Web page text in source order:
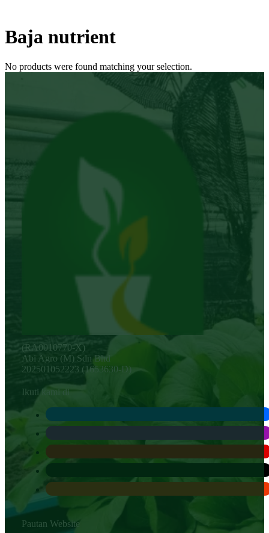
Baja nutrient
No products were found matching your selection.
(RA0010770-X)
Abi Agro (M) Sdn Bhd
202501052223 (1653630-D)
Ikuti kami di
Pautan Website